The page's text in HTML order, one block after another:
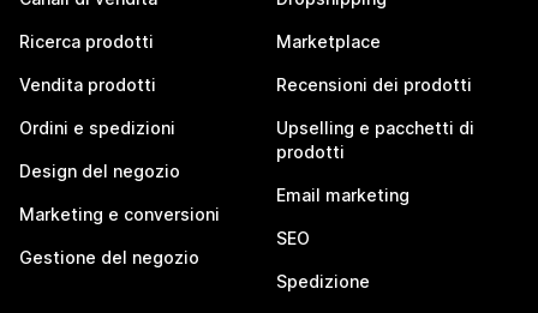
Ricerca prodotti
Vendita prodotti
Ordini e spedizioni
Design del negozio
Marketing e conversioni
Gestione del negozio
Marketplace
Recensioni dei prodotti
Upselling e pacchetti di
prodotti
Email marketing
SEO
Spedizione